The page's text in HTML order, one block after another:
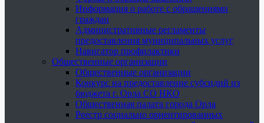
Информация о работе с обращениями
граждан
Административные регламенты
предоставления муниципальных услуг
Навигатор профилактики
Общественные организации
Общественные организации
Конкурс на предоставление субсидий из
бюджета г. Орла СО НКО
Общественная палата города Орла
Реестр социально ориентированных